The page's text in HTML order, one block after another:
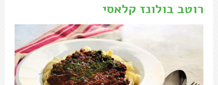
רוטב בולונז קלאסי